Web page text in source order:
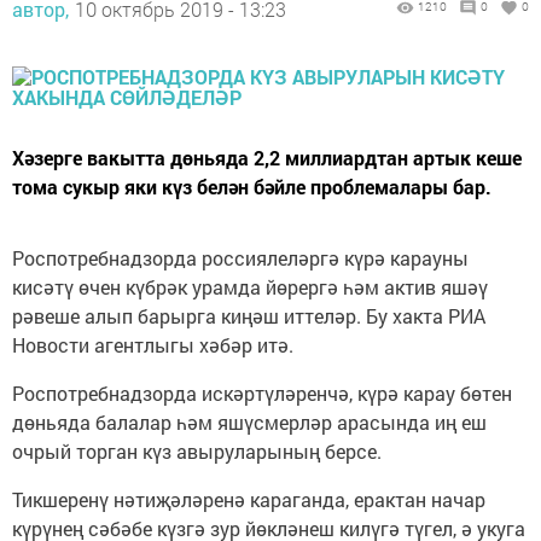
автор, 10 октябрь 2019 - 13:23 1210 0 0
Хәзерге вакытта дөньяда 2,2 миллиардтан артык кеше
тома сукыр яки күз белән бәйле проблемалары бар.
Роспотребнадзорда россиялеләргә күрә карауны
кисәтү өчен күбрәк урамда йөрергә һәм актив яшәү
рәвеше алып барырга киңәш иттеләр. Бу хакта РИА
Новости агентлыгы хәбәр итә.
Роспотребнадзорда искәртүләренчә, күрә карау бөтен
дөньяда балалар һәм яшүсмерләр арасында иң еш
очрый торган күз авыруларының берсе.
Тикшеренү нәтиҗәләренә караганда, ерактан начар
күрүнең сәбәбе күзгә зур йөкләнеш килүгә түгел, ә укуга